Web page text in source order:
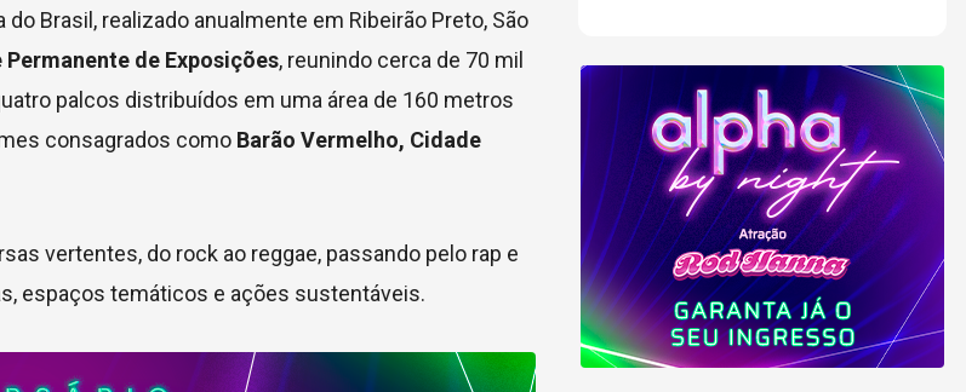
Brasil, realizado anualmente em Ribeirão Preto, São
de Exposições, reunindo cerca de 70 mil
palcos distribuídos em uma área de 160 metros
consagrados como Barão Vermelho, Cidade
vertentes, do rock ao reggae, passando pelo rap e
espaços temáticos e ações sustentáveis.